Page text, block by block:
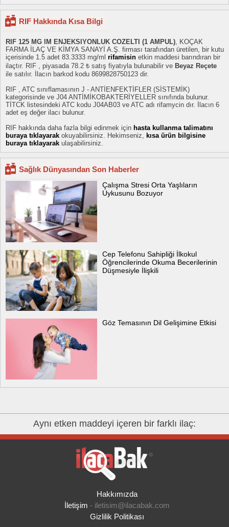
RIF Hakkında Kısa Bilgi
RIF 125 MG IM ENJEKSIYONLUK COZELTI (1 AMPUL), KOÇAK
FARMA İLAÇ VE KİMYA SANAYİ A.Ş. firması tarafından üretilen, bir kutu
içerisinde 1.5 adet 83.3333 mg/ml rifamisin etkin maddesi barındıran bir
ilaçtır. RIF , piyasada 78.2 ₺ satış fiyatıyla bulunabilir ve Beyaz Reçete
ile satılır. İlacın barkod kodu 8699828750123 dir.
RIF , ATC sınıflamasının J - ANTİENFEKTİFLER (SİSTEMİK)
kategorisinde ve J04 ANTİMİKOBAKTERİYELLER sınıfında bulunur.
TİTCK listesindeki ATC kodu J04AB03 ve ATC adı rifamycin dır. İlacın 6
adet eş değer ilacı bulunur.
RIF hakkında daha fazla bilgi edinmek için hasta kullanma talimatını
buraya tıklayarak okuyabilirsiniz. Hekimseniz, kısa ürün bilgisine
buraya tıklayarak ulaşabilirsiniz.
Sağlık Dünyasından Son Haberler
Çalışma Stresi Orta Yaşlıların
Uykusunu Bozuyor
Cep Telefonu Sahipliği İlkokul
Öğrencilerinde Okuma Becerilerinin
Düşmesiyle İlişkili
Göz Temasının Dil Gelişimine Etkisi
Aynı etken maddeyi içeren bir farklı ilaç:
Hakkımızda
İletişim - iletisim@ilacabak.com
Gizlilik Politikası